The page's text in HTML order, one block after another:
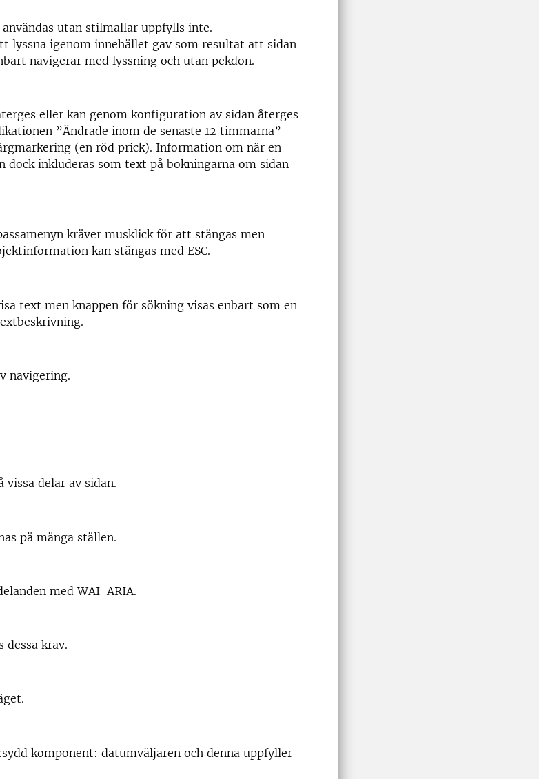
utan stilmallar uppfylls inte.
lyssna igenom innehållet gav som resultat att sidan
navigerar med lyssning och utan pekdon.
eller kan genom konfiguration av sidan återges
”Ändrade inom de senaste 12 timmarna”
(en röd prick). Information om när en
dock inkluderas som text på bokningarna om sidan
kräver musklick för att stängas men
kan stängas med ESC.
text men knappen för sökning visas enbart som en
navigering.
delar av sidan.
på många ställen.
med WAI-ARIA.
dessa krav.
komponent: datumväljaren och denna uppfyller